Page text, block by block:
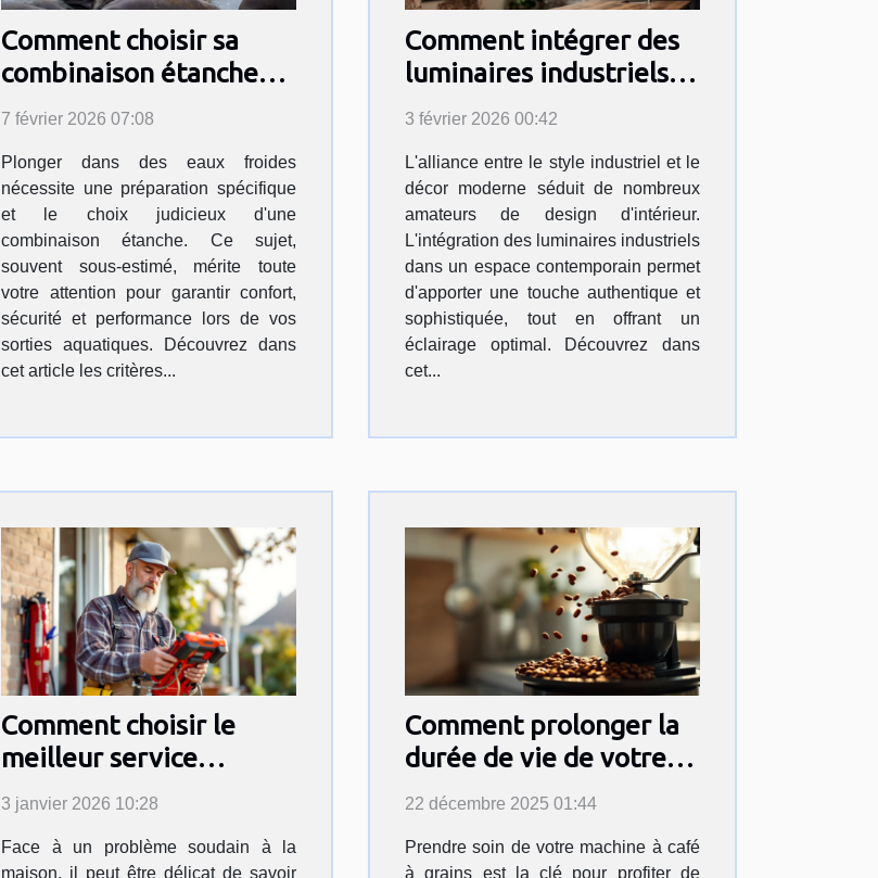
Comment choisir sa
combinaison étanche
pour des eaux froides ?
7 février 2026 07:08
Plonger dans des eaux froides
nécessite une préparation spécifique
et le choix judicieux d'une
combinaison étanche. Ce sujet,
souvent sous-estimé, mérite toute
votre attention pour garantir confort,
sécurité et performance lors de vos
sorties aquatiques. Découvrez dans
cet article les critères...
Comment intégrer des
luminaires industriels
dans un décor moderne
3 février 2026 00:42
L'alliance entre le style industriel et le
décor moderne séduit de nombreux
amateurs de design d'intérieur.
L'intégration des luminaires industriels
dans un espace contemporain permet
d'apporter une touche authentique et
sophistiquée, tout en offrant un
éclairage optimal. Découvrez dans
cet...
Comment choisir le
meilleur service
d'urgence pour vos
travaux domestiques ?
3 janvier 2026 10:28
Face à un problème soudain à la
maison, il peut être délicat de savoir
Comment prolonger la
durée de vie de votre
machine à café à grains
22 décembre 2025 01:44
Prendre soin de votre machine à café
à grains est la clé pour profiter de